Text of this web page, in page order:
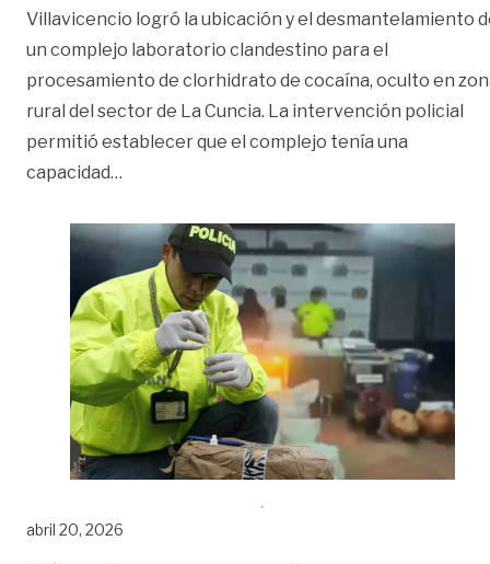
Villavicencio logró la ubicación y el desmantelamiento
un complejo laboratorio clandestino para el
procesamiento de clorhidrato de cocaína, oculto en
rural del sector de La Cuncia. La intervención policial
permitió establecer que el complejo tenía una
capacidad…
abril 20, 2026